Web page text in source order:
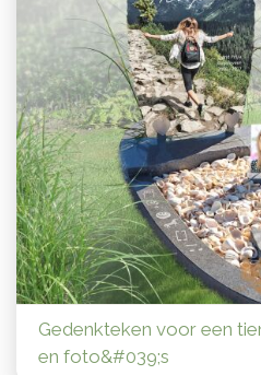
Gedenkteken voor een
en foto&#039;s